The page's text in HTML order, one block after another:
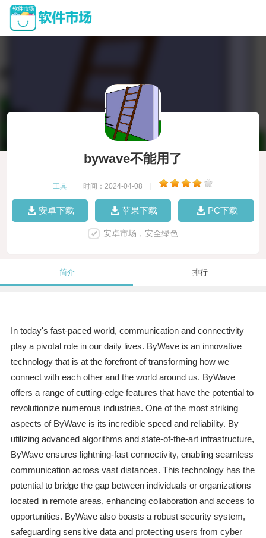
bywave不能用了
工具 时间：2024-04-08
安卓下载 苹果下载 PC下载
安卓市场，安全绿色
简介 排行
In today's fast-paced world, communication and connectivity
play a pivotal role in our daily lives. ByWave is an innovative
technology that is at the forefront of transforming how we
connect with each other and the world around us. ByWave
offers a range of cutting-edge features that have the potential to
revolutionize numerous industries. One of the most striking
aspects of ByWave is its incredible speed and reliability. By
utilizing advanced algorithms and state-of-the-art infrastructure,
ByWave ensures lightning-fast connectivity, enabling seamless
communication across vast distances. This technology has the
potential to bridge the gap between individuals or organizations
located in remote areas, enhancing collaboration and access to
opportunities. ByWave also boasts a robust security system,
safeguarding sensitive data and protecting users from cyber